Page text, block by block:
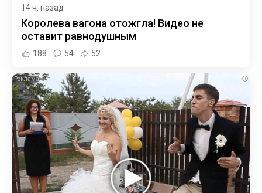
14 ч. назад
Королева вагона отожгла! Видео не
оставит равнодушным
188 54 52
i